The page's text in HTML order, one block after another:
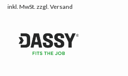
war:
inkl. MwSt. zzgl. Versand